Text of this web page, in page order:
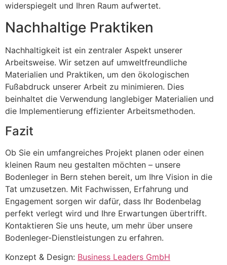
widerspiegelt und Ihren Raum aufwertet.
Nachhaltige Praktiken
Nachhaltigkeit ist ein zentraler Aspekt unserer
Arbeitsweise. Wir setzen auf umweltfreundliche
Materialien und Praktiken, um den ökologischen
Fußabdruck unserer Arbeit zu minimieren. Dies
beinhaltet die Verwendung langlebiger Materialien und
die Implementierung effizienter Arbeitsmethoden.
Fazit
Ob Sie ein umfangreiches Projekt planen oder einen
kleinen Raum neu gestalten möchten – unsere
Bodenleger in Bern stehen bereit, um Ihre Vision in die
Tat umzusetzen. Mit Fachwissen, Erfahrung und
Engagement sorgen wir dafür, dass Ihr Bodenbelag
perfekt verlegt wird und Ihre Erwartungen übertrifft.
Kontaktieren Sie uns heute, um mehr über unsere
Bodenleger-Dienstleistungen zu erfahren.
Konzept & Design: Business Leaders GmbH